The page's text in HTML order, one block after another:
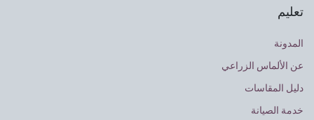
تعليم
المدونة
عن الألماس الزراعي
دليل المقاسات
خدمة الصيانة